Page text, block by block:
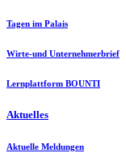
Tagen im Palais
Wirte-und Unternehmerbrief
Lernplattform BOUNTI
Aktuelles
Aktuelle Meldungen